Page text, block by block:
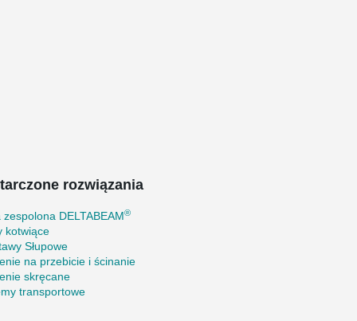
rozwiązania
zespolona DELTABEAM®
kotwiące
Słupowe
na przebicie i ścinanie
skręcane
transportowe